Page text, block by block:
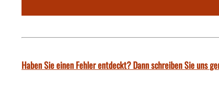
Haben Sie einen Fehler entdeckt? Dann schreiben Sie uns